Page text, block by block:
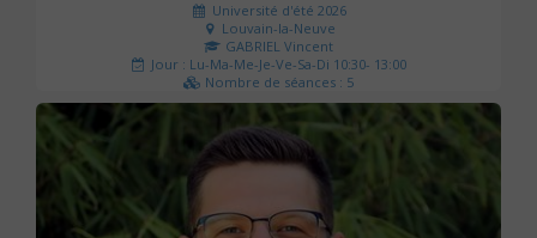
Université d'été 2026
Louvain-la-Neuve
GABRIEL Vincent
Jour : Lu-Ma-Me-Je-Ve-Sa-Di 10:30- 13:00
Nombre de séances : 5
120 €